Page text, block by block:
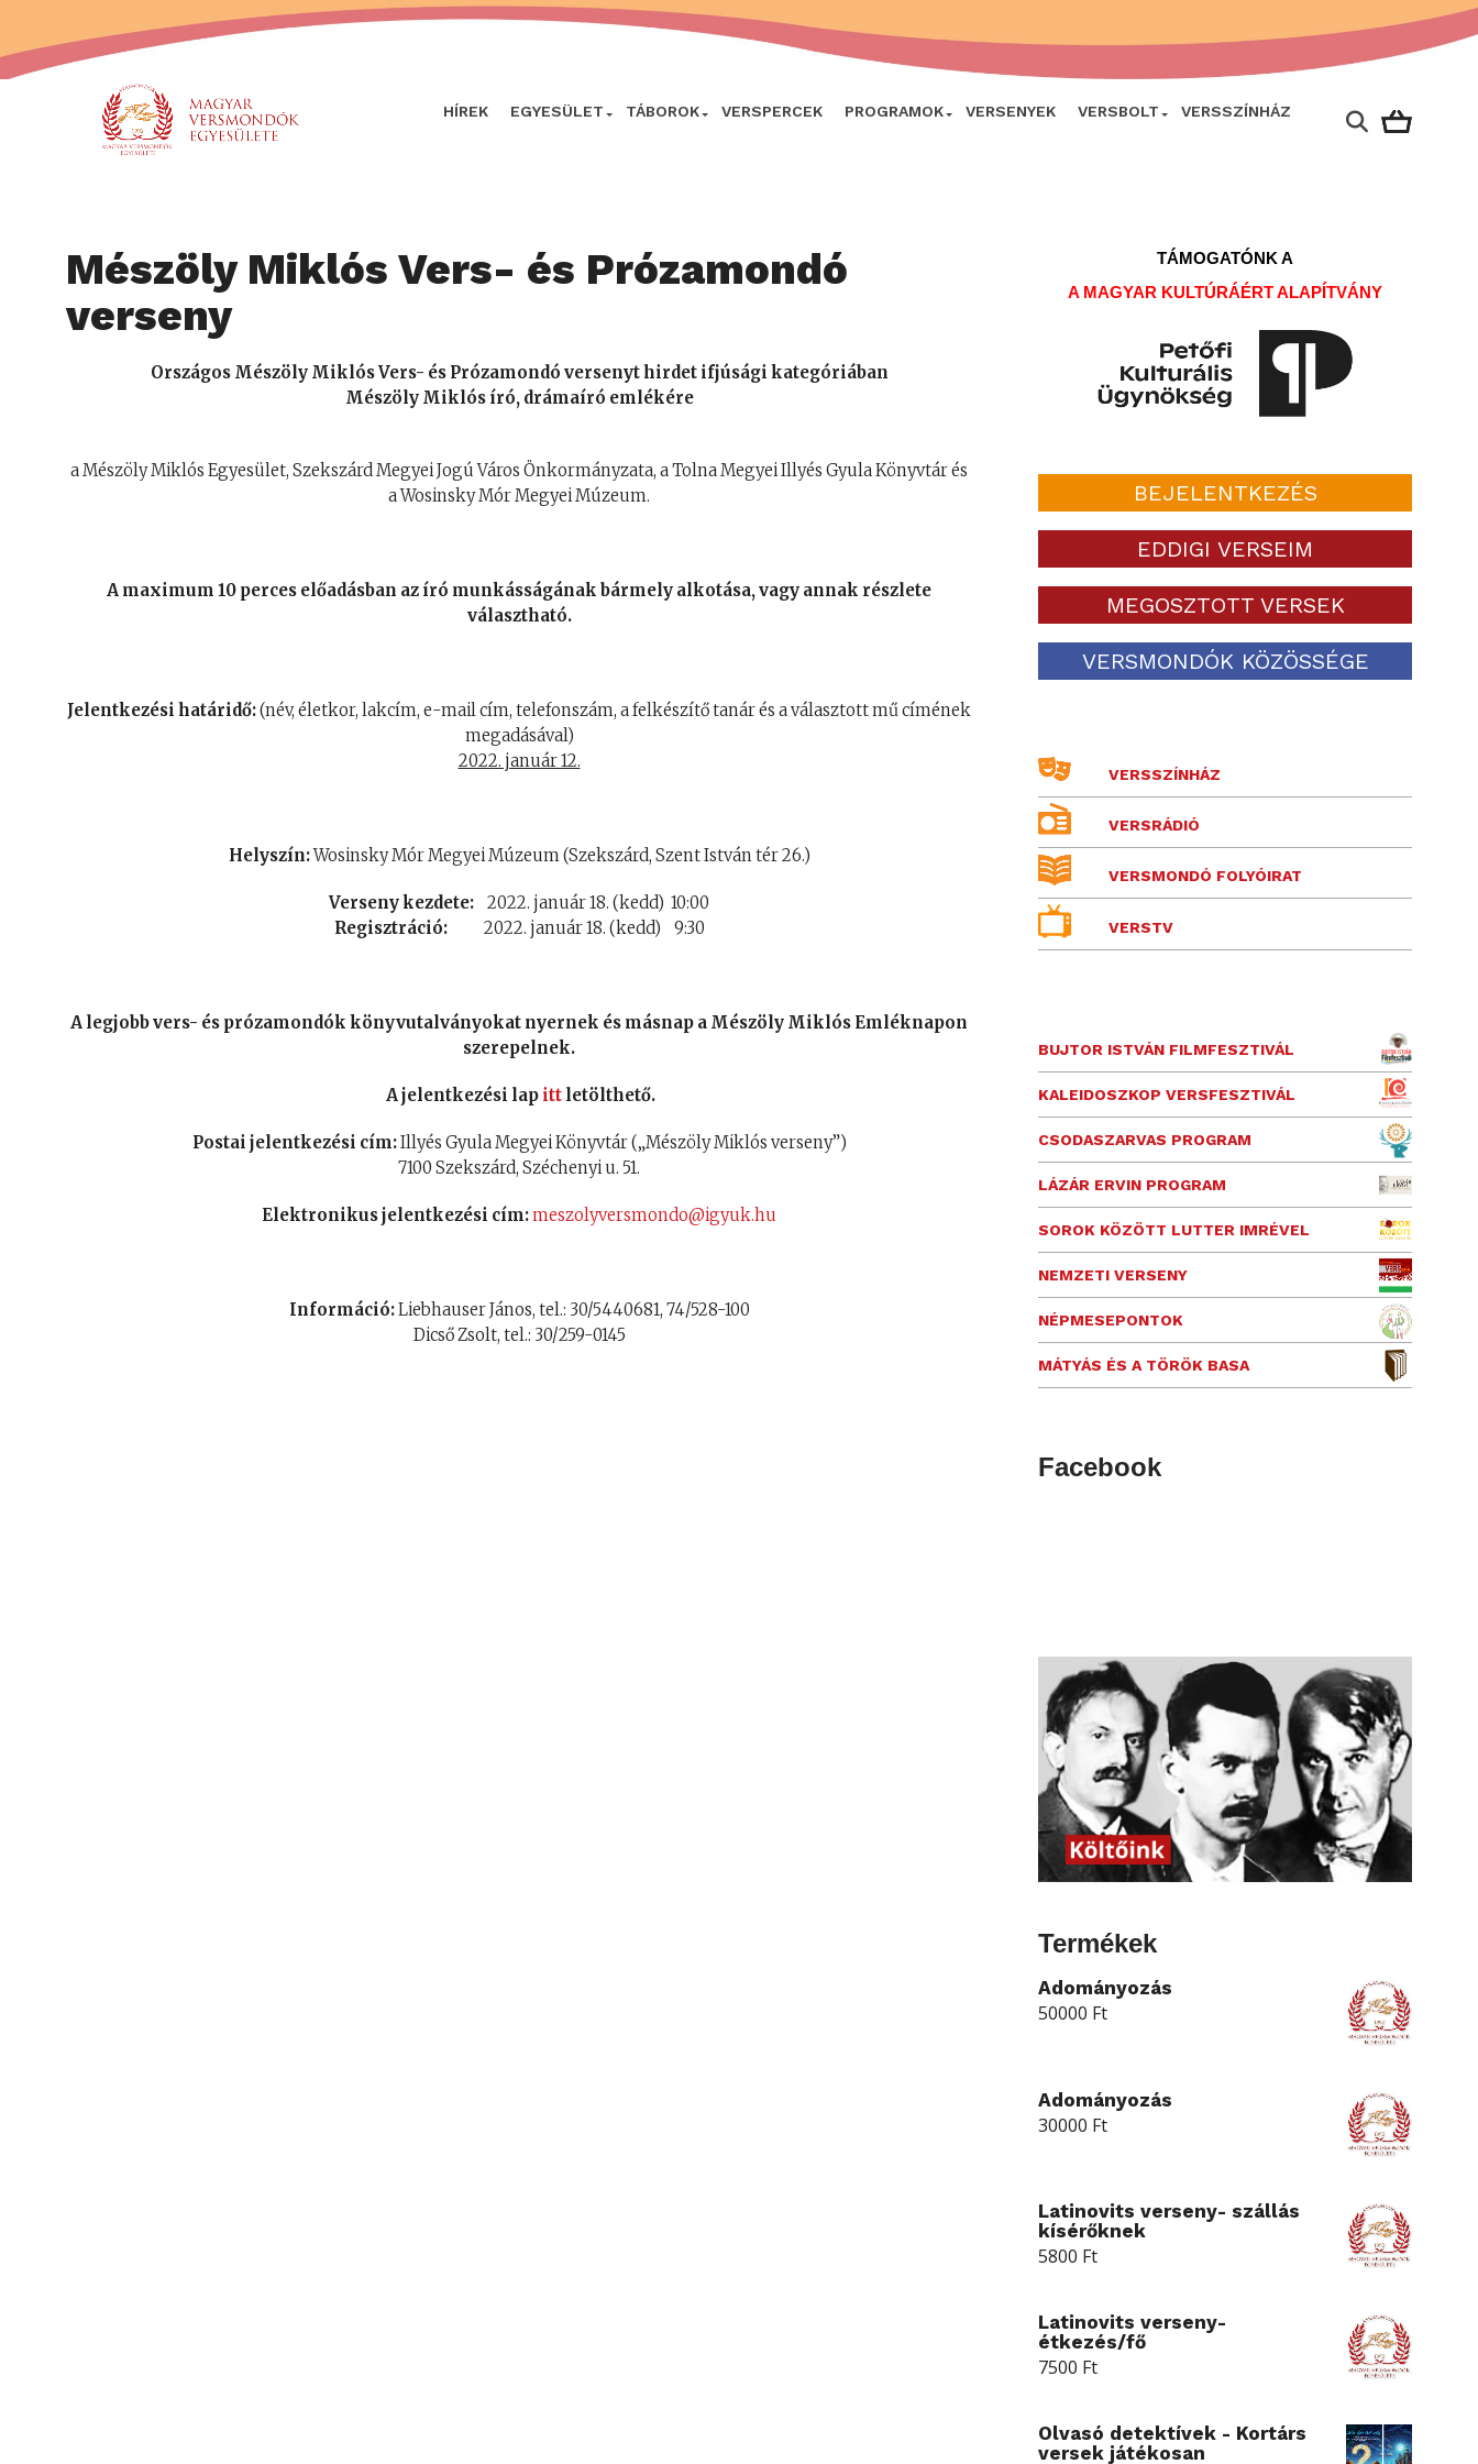
HÍREK EGYESÜLET TÁBOROK VERSPERCEK PROGRAMOK VERSENYEK VERSBOLT VERSSZÍNHÁZ
Mészöly Miklós Vers- és Prózamondó
verseny
Országos Mészöly Miklós Vers- és Prózamondó versenyt hirdet ifjúsági kategóriában
Mészöly Miklós író, drámaíró emlékére
a Mészöly Miklós Egyesület, Szekszárd Megyei Jogú Város Önkormányzata, a Tolna Megyei Illyés Gyula Könyvtár és
a Wosinsky Mór Megyei Múzeum.
A maximum 10 perces előadásban az író munkásságának bármely alkotása, vagy annak részlete
választható.
Jelentkezési határidő:(név, életkor, lakcím, e-mail cím, telefonszám, a felkészítő tanár és a választott mű címének
megadásával)
2022. január 12.
Helyszín:Wosinsky Mór Megyei Múzeum (Szekszárd, Szent István tér 26.)
Verseny kezdete: 2022. január 18. (kedd) 10:00
Regisztráció: 2022. január 18. (kedd) 9:30
A legjobb vers- és prózamondók könyvutalványokat nyernek és másnap a Mészöly Miklós Emléknapon
szerepelnek.
A jelentkezési lap itt letölthető.
Postai jelentkezési cím:Illyés Gyula Megyei Könyvtár („Mészöly Miklós verseny”)
7100 Szekszárd, Széchenyi u. 51.
Elektronikus jelentkezési cím:meszolyversmondo@igyuk.hu
Információ:Liebhauser János, tel.: 30/5440681, 74/528-100
Dicső Zsolt, tel.: 30/259-0145
TÁMOGATÓNK A
A MAGYAR KULTÚRÁÉRT ALAPÍTVÁNY
BEJELENTKEZÉS
EDDIGI VERSEIM
MEGOSZTOTT VERSEK
VERSMONDÓK KÖZÖSSÉGE
VERSSZÍNHÁZ
VERSRÁDIÓ
VERSMONDÓ FOLYÓIRAT
VERSTV
BUJTOR ISTVÁN FILMFESZTIVÁL
KALEIDOSZKOP VERSFESZTIVÁL
CSODASZARVAS PROGRAM
LÁZÁR ERVIN PROGRAM
SOROK KÖZÖTT LUTTER IMRÉVEL
NEMZETI VERSENY
NÉPMESEPONTOK
MÁTYÁS ÉS A TÖRÖK BASA
Facebook
Termékek
Adományozás
50000 Ft
Adományozás
30000 Ft
Latinovits verseny- szállás
kísérőknek
5800 Ft
Latinovits verseny-
étkezés/fő
7500 Ft
Olvasó detektívek - Kortárs
versek játékosan